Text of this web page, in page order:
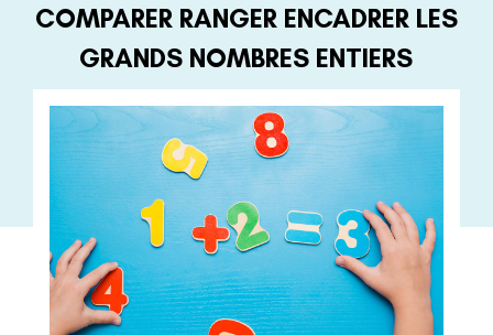
COMPARER RANGER ENCADRER LES
GRANDS NOMBRES ENTIERS